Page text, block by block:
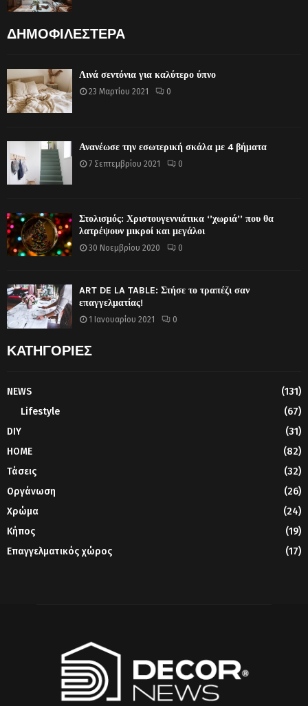
ΔΗΜΟΦΙΛΕΣΤΕΡΑ
Λινά σεντόνια για καλύτερο ύπνο
23 Μαρτίου 2021 0
Ανανέωσε την εσωτερική σκάλα με 4 βήματα
7 Σεπτεμβρίου 2021 0
Στολισμός: Χριστουγεννιάτικα ‘’χωριά’’ που θα
λατρέψουν μικροί και μεγάλοι
30 Νοεμβρίου 2020 0
ART DE LA TABLE: Στήσε το τραπέζι σαν
επαγγελματίας!
1 Ιανουαρίου 2021 0
ΚΑΤΗΓΟΡΙΕΣ
NEWS
(131)
Lifestyle
(67)
DIY
(31)
HOME
(82)
Τάσεις
(32)
Οργάνωση
(26)
Χρώμα
(24)
Κήπος
(19)
Επαγγελματικός χώρος
(17)